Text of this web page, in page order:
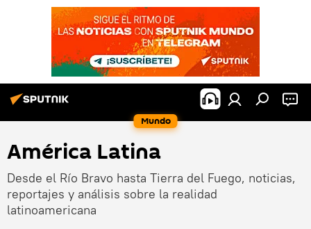
Mundo
América Latina
Desde el Río Bravo hasta Tierra del Fuego, noticias,
reportajes y análisis sobre la realidad
latinoamericana